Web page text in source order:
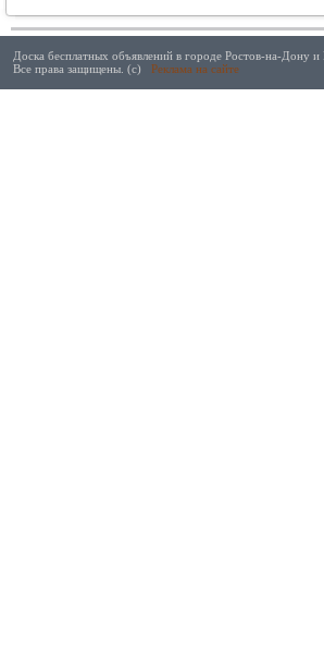
Доска бесплатных объявлений в городе Ростов-на-Дону
Все права защищены. (с) Реклама на сайте